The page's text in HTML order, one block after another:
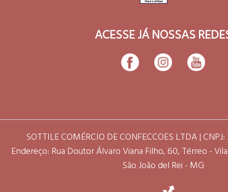
ACESSE JÁ NOSSAS
SOTTILE COMÉRCIO DE CONFECCOES LTDA |
Endereço: Rua Doutor Álvaro Viana Filho, 60, Térreo - Vila
São João del Rei - MG